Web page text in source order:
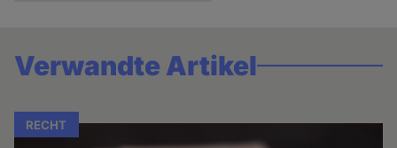
Verwandte Artikel
RECHT